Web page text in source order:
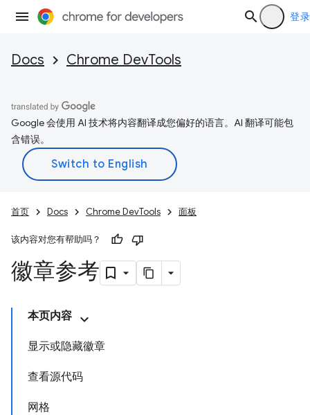
登录
Docs Chrome DevTools
Google 会使用 AI 技术将内容翻译成您偏好的语言。AI 翻译可能包
含错误。
首页 Docs Chrome DevTools 面板
该内容对您有帮助吗？
徽章参考
本页内容
显示或隐藏徽章
查看源代码
网格